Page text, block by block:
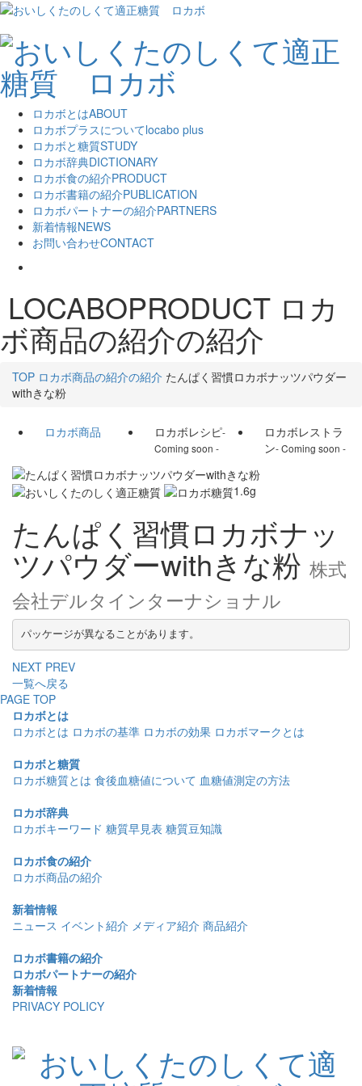
ロカボとはABOUT
ロカボプラスについてlocabo plus
ロカボと糖質STUDY
ロカボ辞典DICTIONARY
ロカボ食の紹介PRODUCT
ロカボ書籍の紹介PUBLICATION
ロカボパートナーの紹介PARTNERS
新着情報NEWS
お問い合わせCONTACT
LOCABOPRODUCT ロカ
ボ商品の紹介の紹介
TOP ロカボ商品の紹介の紹介 たんぱく習慣ロカボナッツパウダー
withきな粉
ロカボ商品 ロカボレシピ-
Coming soon -
ロカボレストラ
ン- Coming soon -
1.6g
たんぱく習慣ロカボナッ
ツパウダーwithきな粉 株式
会社デルタインターナショナル
パッケージが異なることがあります。
NEXT PREV
一覧へ戻る
PAGE TOP
ロカボとは
ロカボとは ロカボの基準 ロカボの効果 ロカボマークとは
ロカボと糖質
ロカボ糖質とは 食後血糖値について 血糖値測定の方法
ロカボ辞典
ロカボキーワード 糖質早見表 糖質豆知識
ロカボ食の紹介
ロカボ商品の紹介
新着情報
ニュース イベント紹介 メディア紹介 商品紹介
ロカボ書籍の紹介
ロカボパートナーの紹介
新着情報
PRIVACY POLICY